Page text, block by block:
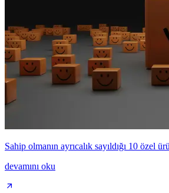
Sahip olmanın ayrıcalık sayıldığı 10 özel
devamını oku